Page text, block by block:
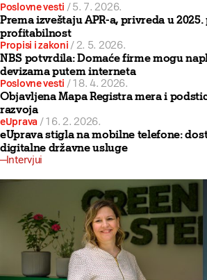
Poslovne vesti /5. 7. 2026.
Prema izveštaju APR-a, privreda u 2025.
profitabilnost
Propisi i zakoni /2. 5. 2026.
NBS potvrdila: Domaće firme mogu
devizama putem interneta
Poslovne vesti /18. 4. 2026.
Objavljena Mapa Registra mera i
razvoja
eUprava /16. 2. 2026.
eUprava stigla na mobilne telefone:
digitalne državne usluge
Intervjui